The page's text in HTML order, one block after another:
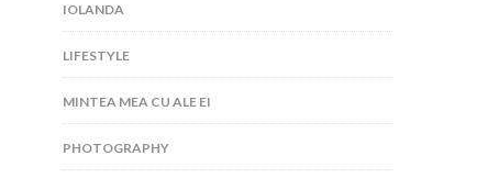
IOLANDA
LIFESTYLE
MINTEA MEA CU ALE EI
PHOTOGRAPHY